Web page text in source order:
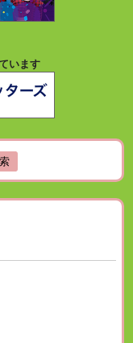
います